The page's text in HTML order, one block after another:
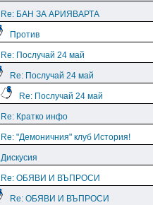
Re: БАН ЗА АРИЯВАРТА
Против
Re: Послучай 24 май
Re: Послучай 24 май
Re: Послучай 24 май
Re: Кратко инфо
Re: "Демоничния" клуб История!
Дискусия
Re: ОБЯВИ И ВЪПРОСИ
Re: ОБЯВИ И ВЪПРОСИ